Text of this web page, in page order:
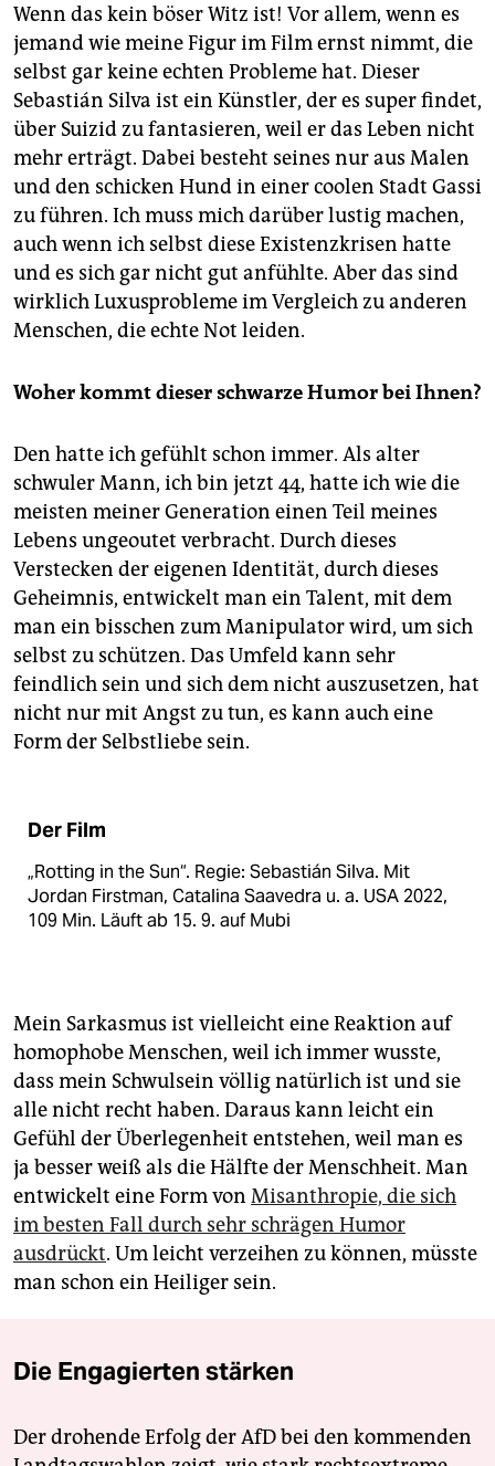
Wenn das kein böser Witz ist! Vor allem, wenn es
jemand wie meine Figur im Film ernst nimmt, die
selbst gar keine echten Probleme hat. Dieser
Sebastián Silva ist ein Künstler, der es super findet,
über Suizid zu fantasieren, weil er das Leben nicht
mehr erträgt. Dabei besteht seines nur aus Malen
und den schicken Hund in einer coolen Stadt Gassi
zu führen. Ich muss mich darüber lustig machen,
auch wenn ich selbst diese Existenzkrisen hatte
und es sich gar nicht gut anfühlte. Aber das sind
wirklich Luxusprobleme im Vergleich zu anderen
Menschen, die echte Not leiden.
Woher kommt dieser schwarze Humor bei Ihnen?
Den hatte ich gefühlt schon immer. Als alter
schwuler Mann, ich bin jetzt 44, hatte ich wie die
meisten meiner Generation einen Teil meines
Lebens ungeoutet verbracht. Durch dieses
Verstecken der eigenen Identität, durch dieses
Geheimnis, entwickelt man ein Talent, mit dem
man ein bisschen zum Manipulator wird, um sich
selbst zu schützen. Das Umfeld kann sehr
feindlich sein und sich dem nicht auszusetzen, hat
nicht nur mit Angst zu tun, es kann auch eine
Form der Selbstliebe sein.
Der Film
„Rotting in the Sun“. Regie: Sebastián Silva. Mit
Jordan Firstman, Catalina Saavedra u. a. USA 2022,
109 Min. Läuft ab 15. 9. auf Mubi
Mein Sarkasmus ist vielleicht eine Reaktion auf
homophobe Menschen, weil ich immer wusste,
dass mein Schwulsein völlig natürlich ist und sie
alle nicht recht haben. Daraus kann leicht ein
Gefühl der Überlegenheit entstehen, weil man es
ja besser weiß als die Hälfte der Menschheit. Man
entwickelt eine Form von Misanthropie, die sich
im besten Fall durch sehr schrägen Humor
ausdrückt. Um leicht verzeihen zu können, müsste
man schon ein Heiliger sein.
Die Engagierten stärken
Der drohende Erfolg der AfD bei den kommenden